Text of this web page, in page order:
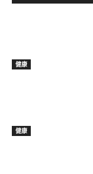
健康
健康